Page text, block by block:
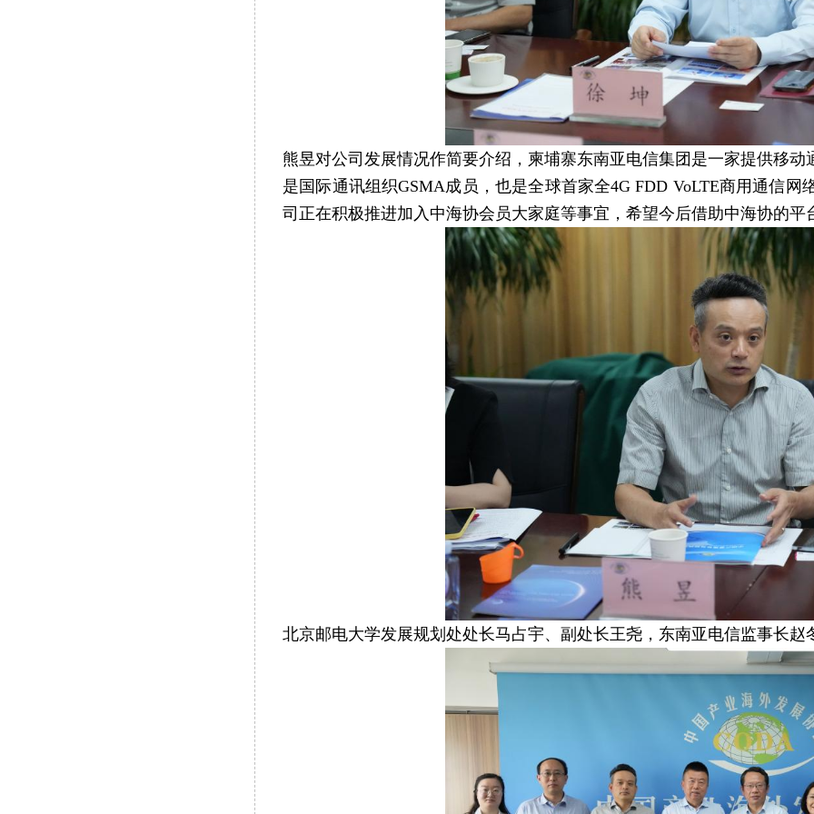
熊昱对公司发展情况作简要介绍，柬埔寨东南亚电信集团是一家提供移
是国际通讯组织GSMA成员，也是全球首家全4G FDD VoLTE商用通信
司正在积极推进加入中海协会员大家庭等事宜，希望今后借助中海协的
北京邮电大学发展规划处处长马占宇、副处长王尧，东南亚电信监事长